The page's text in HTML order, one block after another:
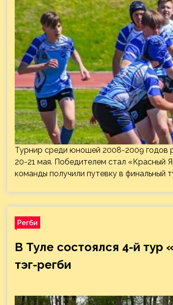
Турнир среди юношей 2008-2009 годов
20-21 мая. Победителем стал
команды получили путевку в финальный
Регби
В Туле состоялся 4-й тур
тэг-регби